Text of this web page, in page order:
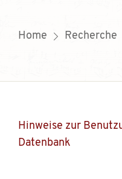
Home Recherche
Hinweise zur
Datenbank